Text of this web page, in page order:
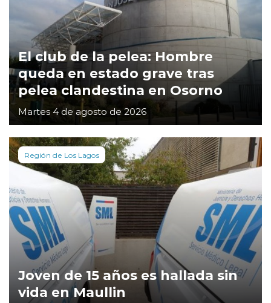
El club de la pelea: Hombre
queda en estado grave tras
pelea clandestina en Osorno
Martes 4 de agosto de 2026
Región de Los Lagos
Joven de 15 años es hallada sin
vida en Maullin